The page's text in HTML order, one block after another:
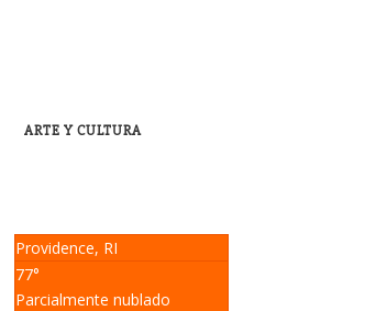
ARTE Y CULTURA
Providence, RI
77°
Parcialmente nublado